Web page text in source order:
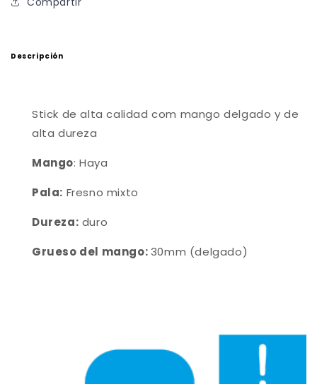
Descripción
Stick de alta calidad com mango delgado y de
alta dureza
Mango: Haya
Pala: Fresno mixto
Dureza: duro
Grueso del mango:30mm (delgado)